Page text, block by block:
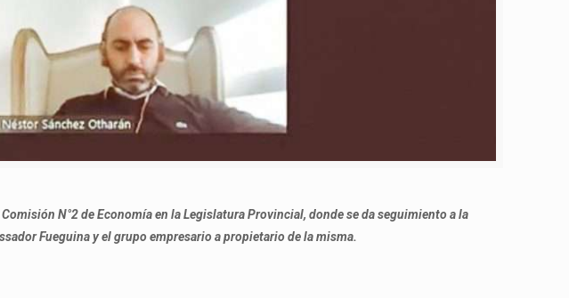
N°2 de Economía en la Legislatura Provincial, donde se da seguimiento a la
Fueguina y el grupo empresario a propietario de la misma.